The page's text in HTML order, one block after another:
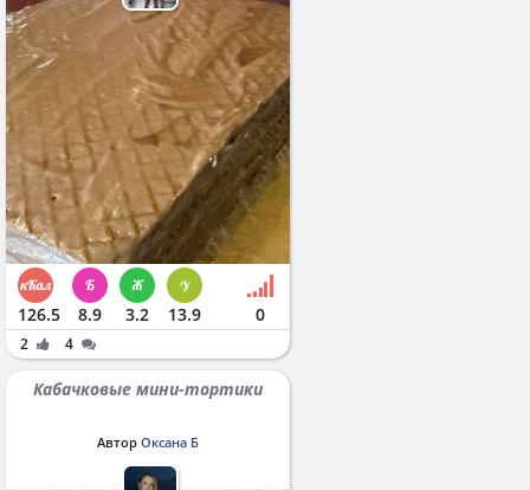
126.5 8.9 3.2 13.9 0
2 4
Кабачковые мини-тортики
Автор Оксана Б